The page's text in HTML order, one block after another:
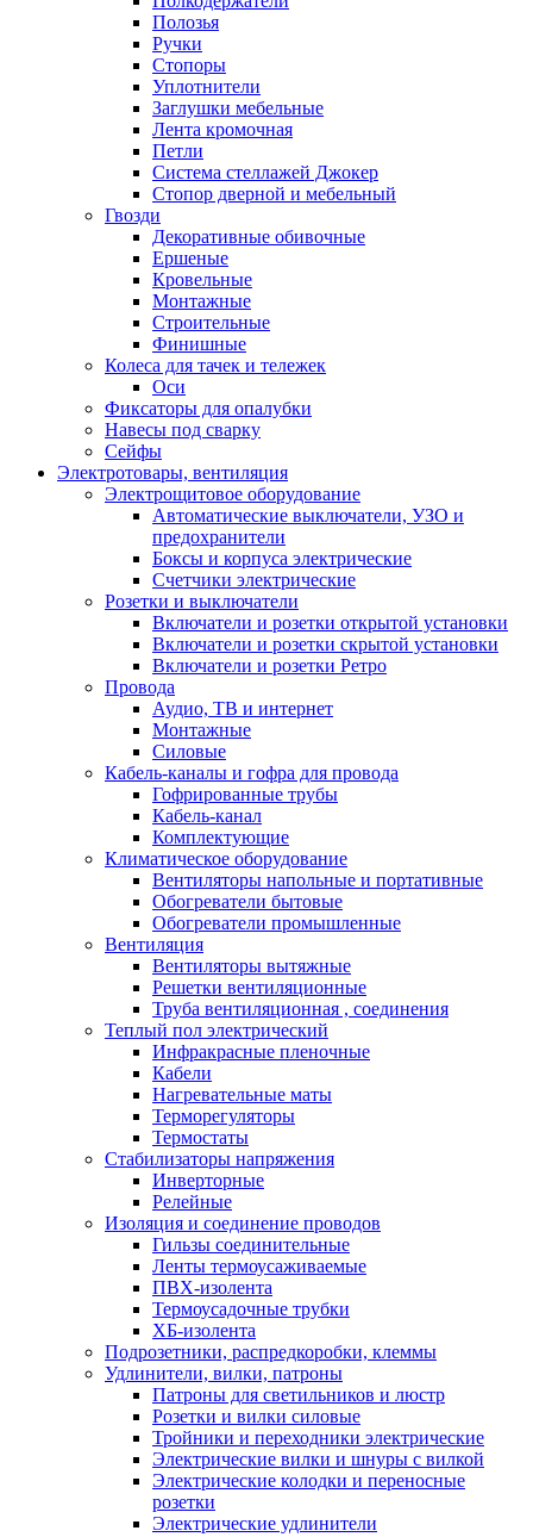
Полозья
Ручки
Стопоры
Уплотнители
Заглушки мебельные
Лента кромочная
Петли
Система стеллажей Джокер
Стопор дверной и мебельный
Гвозди
Декоративные обивочные
Ершеные
Кровельные
Монтажные
Строительные
Финишные
Колеса для тачек и тележек
Оси
Фиксаторы для опалубки
Навесы под сварку
Сейфы
Электротовары, вентиляция
Электрощитовое оборудование
Автоматические выключатели, УЗО и
предохранители
Боксы и корпуса электрические
Счетчики электрические
Розетки и выключатели
Включатели и розетки открытой установки
Включатели и розетки скрытой установки
Включатели и розетки Ретро
Провода
Аудио, ТВ и интернет
Монтажные
Силовые
Кабель-каналы и гофра для провода
Гофрированные трубы
Кабель-канал
Комплектующие
Климатическое оборудование
Вентиляторы напольные и портативные
Обогреватели бытовые
Обогреватели промышленные
Вентиляция
Вентиляторы вытяжные
Решетки вентиляционные
Труба вентиляционная , соединения
Теплый пол электрический
Инфракрасные пленочные
Кабели
Нагревательные маты
Терморегуляторы
Термостаты
Стабилизаторы напряжения
Инверторные
Релейные
Изоляция и соединение проводов
Гильзы соединительные
Ленты термоусаживаемые
ПВХ-изолента
Термоусадочные трубки
ХБ-изолента
Подрозетники, распредкоробки, клеммы
Удлинители, вилки, патроны
Патроны для светильников и люстр
Розетки и вилки силовые
Тройники и переходники электрические
Электрические вилки и шнуры с вилкой
Электрические колодки и переносные
розетки
Электрические удлинители